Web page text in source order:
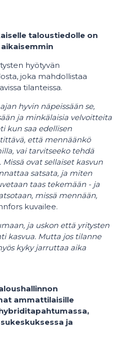
taloustiedolle on
hyötyvän
joka mahdollistaa
tilanteissa.
hyvin näpeissään se,
ja minkälaisia velvoitteita
kun saa edellisen
että mennäänkö
vai tarvitseeko tehdä
ovat sellaiset kasvun
satsata, ja miten
taas tekemään - ja
missä mennään,
kuvailee.
ja uskon että yritysten
kasvua. Mutta jos tilanne
kyky jarruttaa aika
ammattilaisille
ja